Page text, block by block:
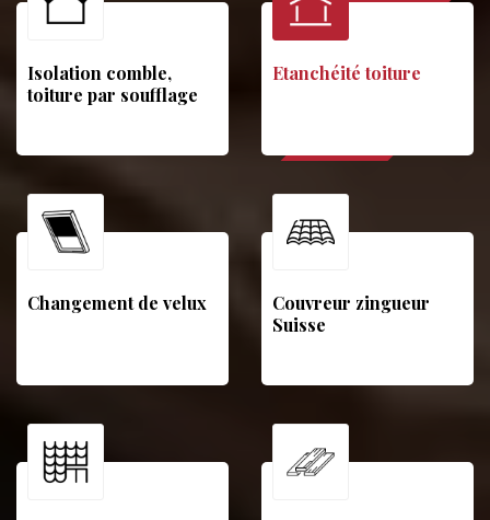
Isolation comble,
toiture par soufflage
Etanchéité toiture
Changement de velux
Couvreur zingueur
Suisse